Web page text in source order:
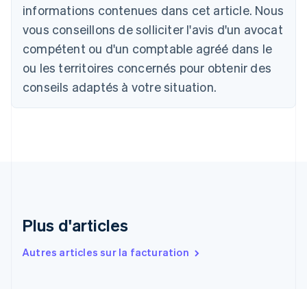
informations contenues dans cet article. Nous
vous conseillons de solliciter l'avis d'un avocat
compétent ou d'un comptable agréé dans le
ou les territoires concernés pour obtenir des
conseils adaptés à votre situation.
Plus d'articles
Autres articles sur la facturation
DeutschEnglish
Belgique
Nederlands Français English
Brésil
PortuguêsEnglish
Bulgarie
Canada
Danemark
English
Émirats arabes unis